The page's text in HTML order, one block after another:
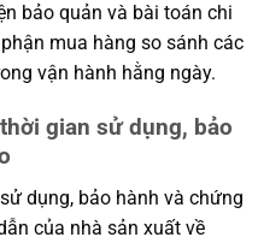
bảo quản và bài toán chi
mua hàng so sánh các
vận hành hằng ngày.
gian sử dụng, bảo
dụng, bảo hành và chứng
của nhà sản xuất về